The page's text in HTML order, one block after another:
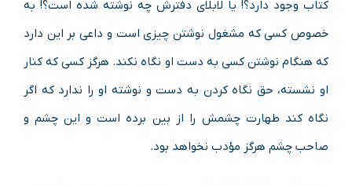
کتاب وجود دارد؟! یا لابلای دفترش چه نوشته شده است؟! به
خصوص کسی که مشغول نوشتن چیزی است و داعی بر این دارد
که هنگام نوشتن کسی به دست او نگاه نکند. هرگز کسی که کنار
او نشسته، حق نگاه کردن به دست و نوشته او را ندارد که اگر
نگاه کند طهارت چشمش را از بین برده است و این چشم و
صاحب چشم هرگز مؤدب نخواهد بود.